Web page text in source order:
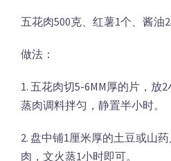
五花肉500克、红薯1个、酱油
做法：
1. 五花肉切5-6MM厚的片，放
蒸肉调料拌匀，静置半小时。
2. 盘中铺1厘米厚的土豆或山
肉，文火蒸1小时即可。